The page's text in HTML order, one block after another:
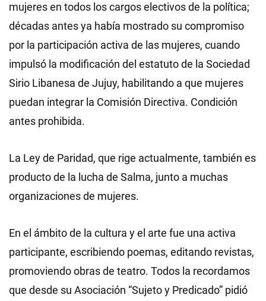
mujeres en todos los cargos electivos de la política;
décadas antes ya había mostrado su compromiso
por la participación activa de las mujeres, cuando
impulsó la modificación del estatuto de la Sociedad
Sirio Libanesa de Jujuy, habilitando a que mujeres
puedan integrar la Comisión Directiva. Condición
antes prohibida.
La Ley de Paridad, que rige actualmente, también es
producto de la lucha de Salma, junto a muchas
organizaciones de mujeres.
En el ámbito de la cultura y el arte fue una activa
participante, escribiendo poemas, editando revistas,
promoviendo obras de teatro. Todos la recordamos
que desde su Asociación “Sujeto y Predicado” pidió